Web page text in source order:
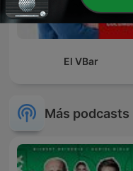
El VBar
Más